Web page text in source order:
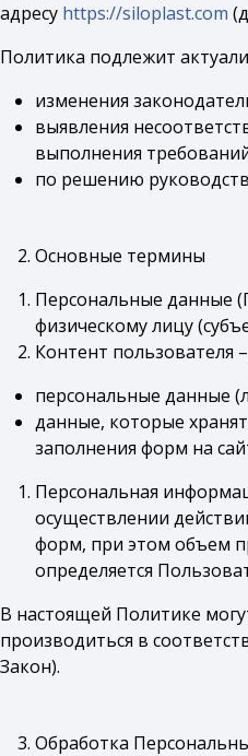
адресу https://siloplast.com
Политика подлежит
изменения
выявления
выполнения
по решению
Основные термины
Персональные данные
физическому лицу
Контент пользователя
персональные данные
данные, которые
заполнения форм на
Персональная
осуществлении
форм, при этом объем
определяется
В настоящей Политике
производиться в
Закон).
Обработка